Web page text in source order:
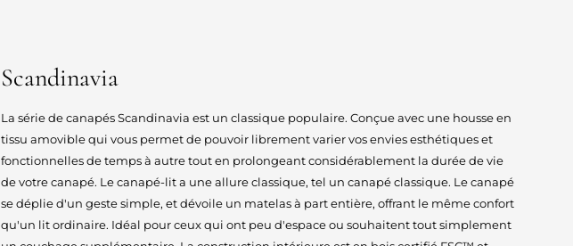
Scandinavia
La série de canapés Scandinavia est un classique populaire. Conçue avec une housse en
tissu amovible qui vous permet de pouvoir librement varier vos envies esthétiques et
fonctionnelles de temps à autre tout en prolongeant considérablement la durée de vie
de votre canapé. Le canapé-lit a une allure classique, tel un canapé classique. Le canapé
se déplie d'un geste simple, et dévoile un matelas à part entière, offrant le même confort
qu'un lit ordinaire. Idéal pour ceux qui ont peu d'espace ou souhaitent tout simplement